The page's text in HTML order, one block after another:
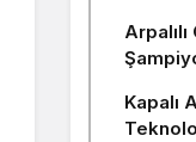
Kapalı